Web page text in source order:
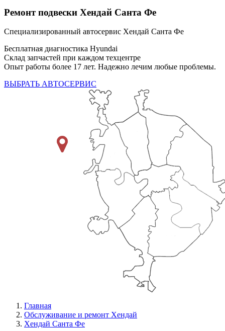
Ремонт подвески Хендай Санта Фе
Специализированный автосервис Хендай Санта Фе
Бесплатная диагностика Hyundai
Склад запчастей при каждом техцентре
Опыт работы более 17 лет. Надежно лечим любые проблемы.
ВЫБРАТЬ АВТОСЕРВИС
Главная
Обслуживание и ремонт Хендай
Хендай Санта Фе